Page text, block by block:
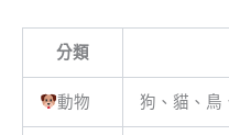
分類
動物 狗、貓、鳥